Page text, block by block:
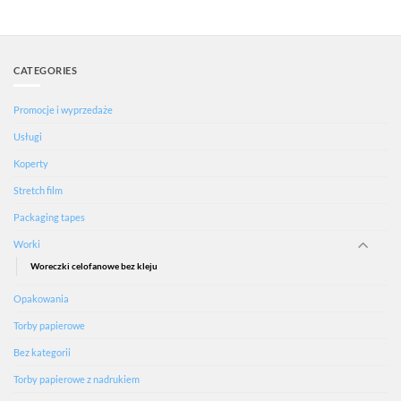
CATEGORIES
Promocje i wyprzedaże
Usługi
Koperty
Stretch film
Packaging tapes
Worki
Woreczki celofanowe bez kleju
Opakowania
Torby papierowe
Bez kategorii
Torby papierowe z nadrukiem